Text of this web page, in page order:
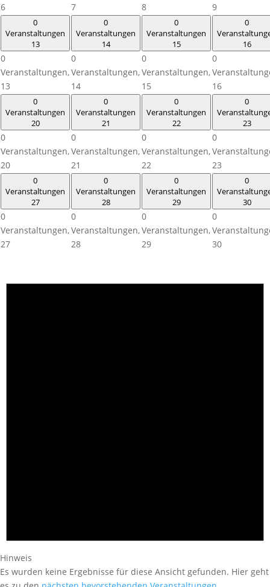
6
7
8
9
0
Veranstaltungen
13
0
Veranstaltungen,
13
0
Veranstaltungen
14
0
Veranstaltungen,
14
0
Veranstaltungen
15
0
Veranstaltungen,
15
0
16
0
16
0
Veranstaltungen
20
0
Veranstaltungen,
20
0
Veranstaltungen
21
0
Veranstaltungen,
21
0
Veranstaltungen
22
0
Veranstaltungen,
22
0
23
0
23
0
Veranstaltungen
27
0
Veranstaltungen,
27
0
Veranstaltungen
28
0
Veranstaltungen,
28
0
Veranstaltungen
29
0
Veranstaltungen,
29
0
30
0
30
Hinweis
Es wurden keine Ergebnisse für diese Ansicht gefunden. Hier geht